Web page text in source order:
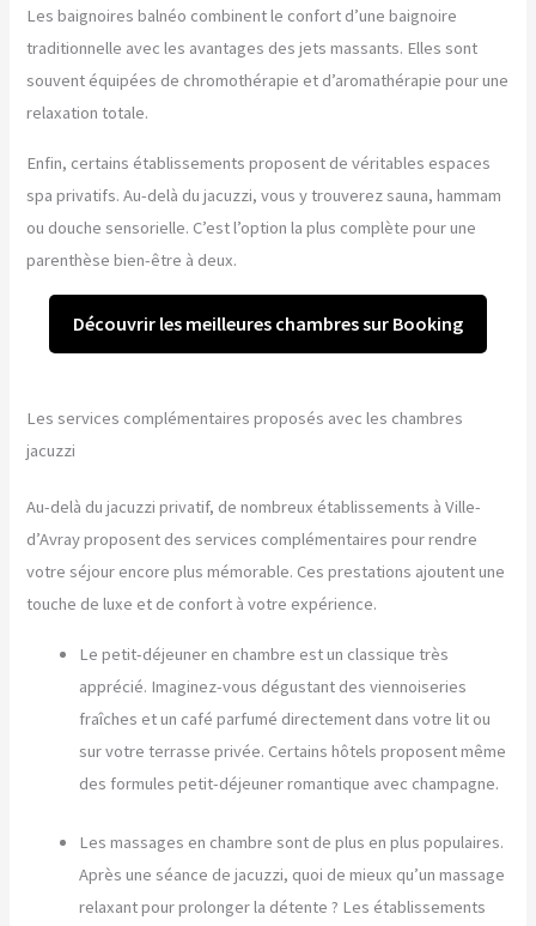
Les baignoires balnéo combinent le confort d’une baignoire
traditionnelle avec les avantages des jets massants. Elles sont
souvent équipées de chromothérapie et d’aromathérapie pour une
relaxation totale.
Enfin, certains établissements proposent de véritables espaces
spa privatifs. Au-delà du jacuzzi, vous y trouverez sauna, hammam
ou douche sensorielle. C’est l’option la plus complète pour une
parenthèse bien-être à deux.
Découvrir les meilleures chambres sur Booking
Les services complémentaires proposés avec les chambres
jacuzzi
Au-delà du jacuzzi privatif, de nombreux établissements à Ville-
d’Avray proposent des services complémentaires pour rendre
votre séjour encore plus mémorable. Ces prestations ajoutent une
touche de luxe et de confort à votre expérience.
Le petit-déjeuner en chambre est un classique très
apprécié. Imaginez-vous dégustant des viennoiseries
fraîches et un café parfumé directement dans votre lit ou
sur votre terrasse privée. Certains hôtels proposent même
des formules petit-déjeuner romantique avec champagne.
Les massages en chambre sont de plus en plus populaires.
Après une séance de jacuzzi, quoi de mieux qu’un massage
relaxant pour prolonger la détente ? Les établissements